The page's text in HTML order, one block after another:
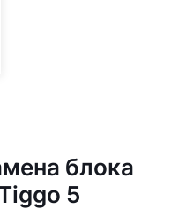
блока
5